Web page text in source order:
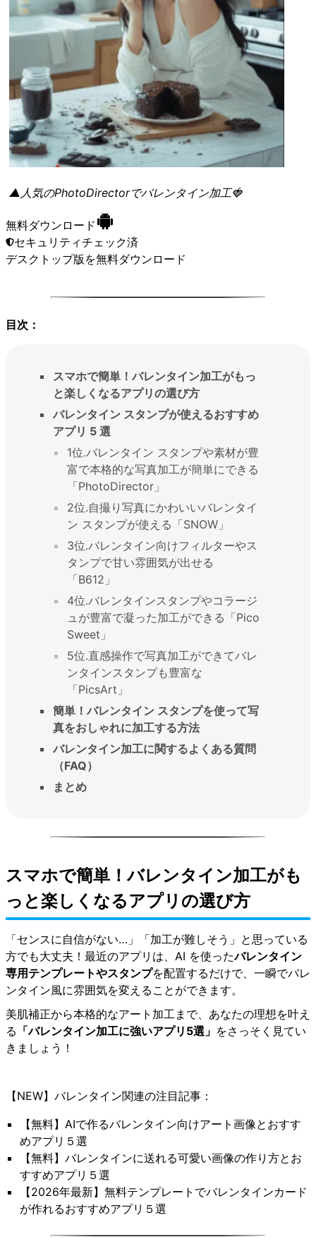
▲人気のPhotoDirectorでバレンタイン加工🍓
無料ダウンロード
セキュリティチェック済
デスクトップ版 を無料ダウンロード
目次：
スマホで簡単！バレンタイン加工がもっ
と楽しくなるアプリの選び方
バレンタイン スタンプが使えるおすすめ
アプリ 5 選
1位.バレンタイン スタンプや素材が豊
富で本格的な写真加工が簡単にできる
「PhotoDirector」
2位.自撮り写真にかわいいバレンタイ
ン スタンプが使える「SNOW」
3位.バレンタイン向けフィルターやス
タンプで甘い雰囲気が出せる
「B612」
4位.バレンタインスタンプやコラージ
ュが豊富で凝った加工ができる「Pico
Sweet」
5位.直感操作で写真加工ができてバレ
ンタインスタンプも豊富な
「PicsArt」
簡単！バレンタイン スタンプを使って写
真をおしゃれに加工する方法
バレンタイン加工に関するよくある質問
（FAQ）
まとめ
スマホで簡単！バレンタイン加工がも
っと楽しくなるアプリの選び方
「センスに自信がない…」「加工が難しそう」と思っている
方でも大丈夫！最近のアプリは、AI を使ったバレンタイン
専用テンプレートやスタンプを配置するだけで、一瞬でバレ
ンタイン風に雰囲気を変えることができます。
美肌補正から本格的なアート加工まで、あなたの理想を叶え
る 「バレンタイン加工に強いアプリ5選」 をさっそく見てい
きましょう！
【NEW】バレンタイン関連の注目記事：
【無料】AIで作るバレンタイン向けアート画像とおすす
めアプリ５選
【無料】バレンタインに送れる可愛い画像の作り方とお
すすめアプリ５選
【2026年最新】無料テンプレートでバレンタインカード
が作れるおすすめアプリ５選